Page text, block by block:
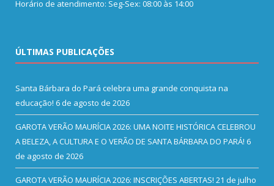
Horário de atendimento: Seg-Sex: 08:00 às 14:00
ÚLTIMAS PUBLICAÇÕES
Santa Bárbara do Pará celebra uma grande conquista na
educação! 6 de agosto de 2026
GAROTA VERÃO MAURÍCIA 2026: UMA NOITE HISTÓRICA CELEBROU
A BELEZA, A CULTURA E O VERÃO DE SANTA BÁRBARA DO PARÁ! 6
de agosto de 2026
GAROTA VERÃO MAURÍCIA 2026: INSCRIÇÕES ABERTAS! 21 de julho